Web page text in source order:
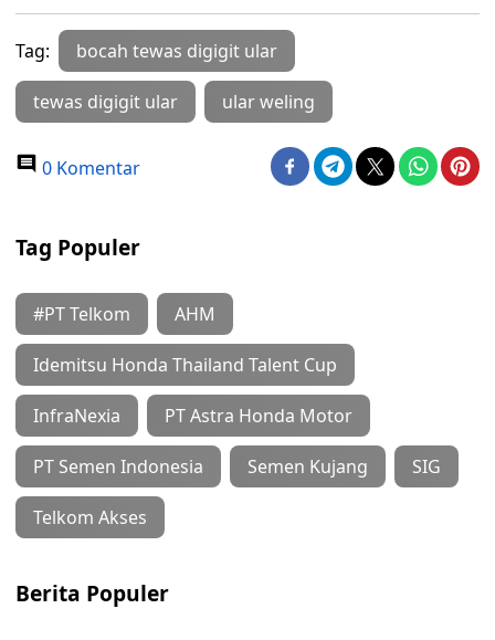
Tag: bocah tewas digigit ular
tewas digigit ular ular weling
0 Komentar
Tag Populer
#PT Telkom AHM
Idemitsu Honda Thailand Talent Cup
InfraNexia PT Astra Honda Motor
PT Semen Indonesia Semen Kujang SIG
Telkom Akses
Berita Populer